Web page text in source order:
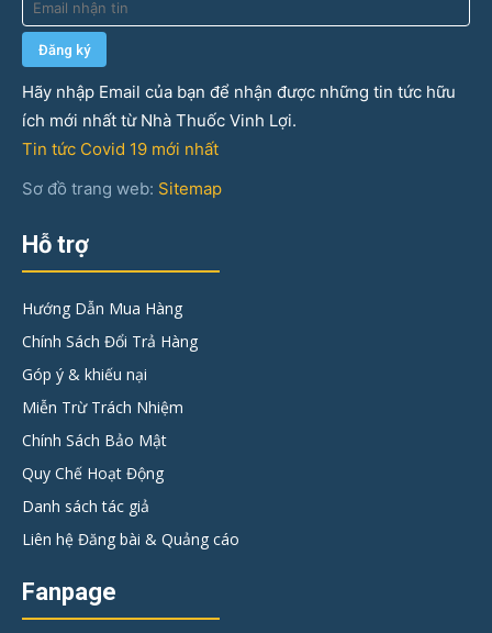
Hãy nhập Email của bạn để nhận được những tin tức hữu
ích mới nhất từ Nhà Thuốc Vinh Lợi.
Tin tức Covid 19 mới nhất
Sơ đồ trang web: Sitemap
Hỗ trợ
Hướng Dẫn Mua Hàng
Chính Sách Đổi Trả Hàng
Góp ý & khiếu nại
Miễn Trừ Trách Nhiệm
Chính Sách Bảo Mật
Quy Chế Hoạt Động
Danh sách tác giả
Liên hệ Đăng bài & Quảng cáo
Fanpage